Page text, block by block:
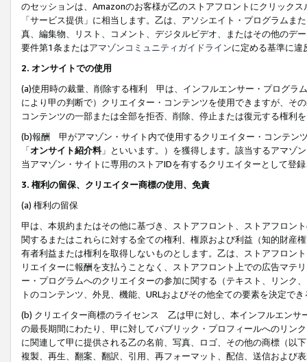
のセッションは、Amazonのお客様が乙のストアフロントにクリック
「サービス提供」に相当します。乙は、アソシエイト・プログラム
真、編集物、リスト、コメント、デジタルビデオ、またはその他のデ
要件第1条またはアマゾンコミュニティガイドラインに定める基準に違
2. オンサイトでの使用
(a)使用時の裁量、削除する権利 甲は、インフルエンサー・プログラ
により甲の判断で）クリエイター・コンテンツを使用できますが、そ
コンテンツの一部または全部を拒否、削除、停止または復元する権利
(b)報酬 甲がアマゾン・サイト内で使用するクリエイター・コンテン
「オンサイト紹介料」といいます。）を獲得します。該当するアマゾ
当アマゾン・サイトに専用のストアIDを有するクリエイターとして登
3. 権利の留保、クリエイター商標の使用、免責
(a) 権利の留保
甲は、本規約またはその他に基づき、ストアフロント、ストアフロン
関するまたはこれらに対する全ての権利、権原および利益（知的財産
有者利益または権利を取得しないものとします。乙は、ストアフロン
リエイターに報酬を支払うことなく、ストアフロント上での広告マテ
ー・プログラムへのクリエイターの参加に関する（テキスト、リンク
トのコンテンツ、外見、機能、URLおよびその他全ての要素を決定で
(b) クリエイター商標のライセンス 乙は甲に対し、本インフルエンサ
の最長期間にわたり、甲に対してパブリック・プロフィールへのリン
に関連して甲に提供される乙の名前、写真、ロゴ、その他の商標（以
複製、再生、翻案、翻訳、引用、再フォーマット、配信、送信および